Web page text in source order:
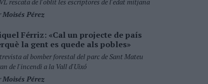
Moisés Pérez
Férriz: «Cal un projecte de país
la gent es quede als pobles»
al bomber forestal del parc de Sant Mateu
de l'incendi a la Vall d'Uixó
Moisés Pérez